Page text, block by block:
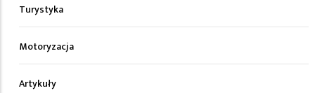
Turystyka
Motoryzacja
Artykuły